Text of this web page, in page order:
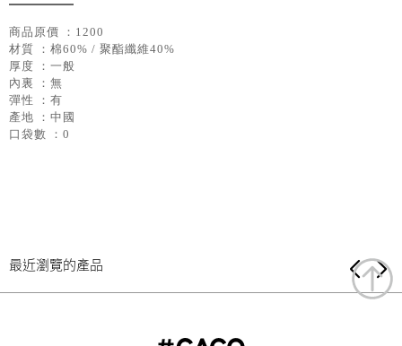
商品原價 ：1200
材質 ：棉60% / 聚酯纖維40%
厚度 ：一般
內裏 ：無
彈性 ：有
產地 ：中國
口袋數 ：0
最近瀏覽的產品